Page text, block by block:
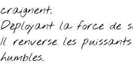
craignent.
Déployant la force de
Il renverse les
humbles.